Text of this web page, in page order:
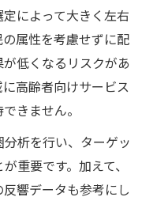
によって大きく左右
属性を考慮せずに配
低くなるリスクがあ
高齢者向けサービス
きません。
析を行い、ターゲッ
重要です。加えて、
響データも参考にし